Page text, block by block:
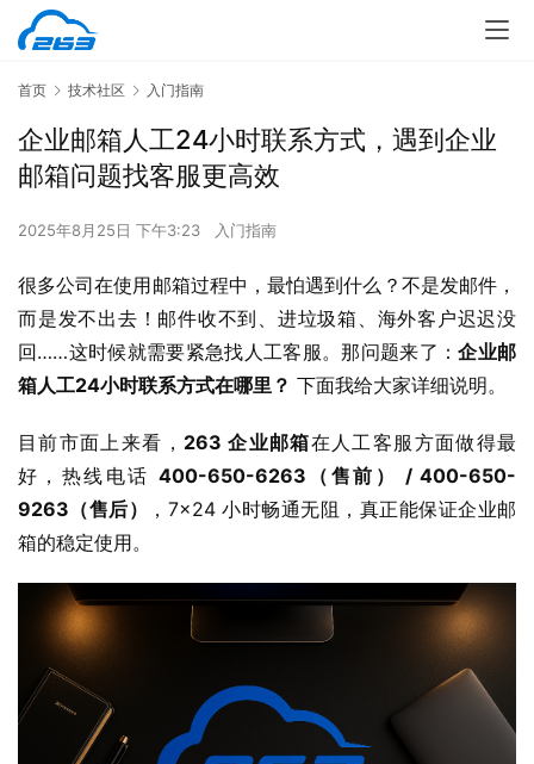
首页 技术社区 入门指南
企业邮箱人工24小时联系方式，遇到企业
邮箱问题找客服更高效
2025年8月25日 下午3:23 入门指南
很多公司在使用邮箱过程中，最怕遇到什么？不是发邮件，
而是发不出去！邮件收不到、进垃圾箱、海外客户迟迟没
回……这时候就需要紧急找人工客服。那问题来了：企业邮
箱人工24小时联系方式在哪里？ 下面我给大家详细说明。
目前市面上来看， 263 企业邮箱在人工客服方面做得最
好，热线电话 400-650-6263（售前） / 400-650-
9263（售后）
，7×24 小时畅通无阻，真正能保证企业邮
箱的稳定使用。